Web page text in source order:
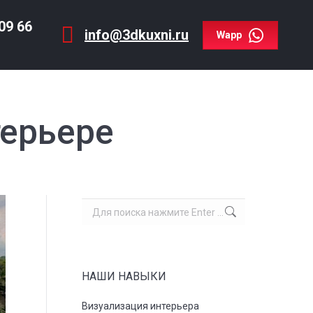
66
info@3dkuxni.ru Wapp
Поиск:
НАШИ НАВЫКИ
Визуализация интерьера
Wapp